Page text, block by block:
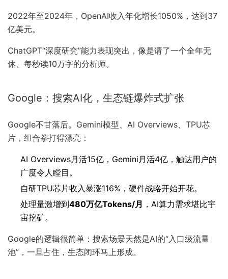
2022年至2024年，OpenAI收入年化增长1050%，达到37
亿美元。
ChatGPT“深度研究”能力表现突出，像是请了一个全年无
休、每秒读10万字的分析师。
Google：搜索AI化，生态链爆炸式扩张
Google不甘落后。Gemini模型、AI Overviews、TPU芯
片，组合拳打得漂亮：
AI Overviews月活15亿，Gemini月活4亿，触达用户的
广度令人瞠目。
自研TPU芯片收入暴涨116%，硬件战略开始开花。
处理量激增到480万亿Tokens/月 ，AI算力需求堪比宇
宙挖矿。
Google的逻辑很简单：搜索场景天然是AI的“入口级流量
池”，一旦占住，生态闭环马上形成。